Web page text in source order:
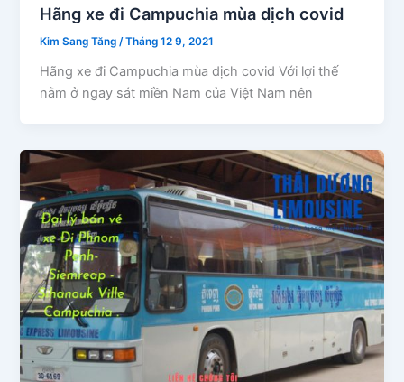
Hãng xe đi Campuchia mùa dịch covid
Kim Sang Tăng/Tháng 12 9, 2021
Hãng xe đi Campuchia mùa dịch covid Với lợi thế
nằm ở ngay sát miền Nam của Việt Nam nên